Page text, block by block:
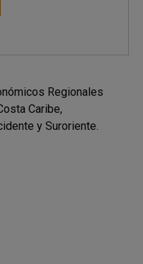
Regionales
Caribe,
y Suroriente.